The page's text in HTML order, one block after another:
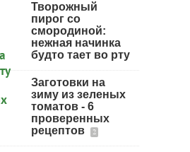
Творожный
пирог со
смородиной:
нежная начинка
будто тает во рту
Заготовки на
зиму из зеленых
томатов - 6
проверенных
рецептов
2